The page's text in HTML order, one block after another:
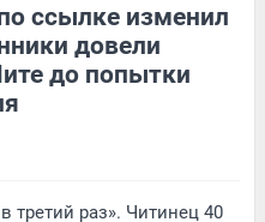
ссылке изменил
довели
до попытки
третий раз». Читинец 40